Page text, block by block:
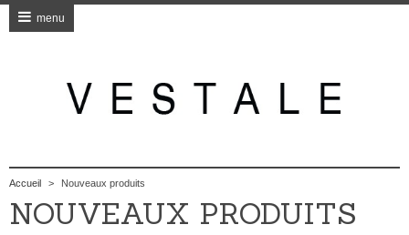
menu
Accueil > Nouveaux produits
NOUVEAUX PRODUITS